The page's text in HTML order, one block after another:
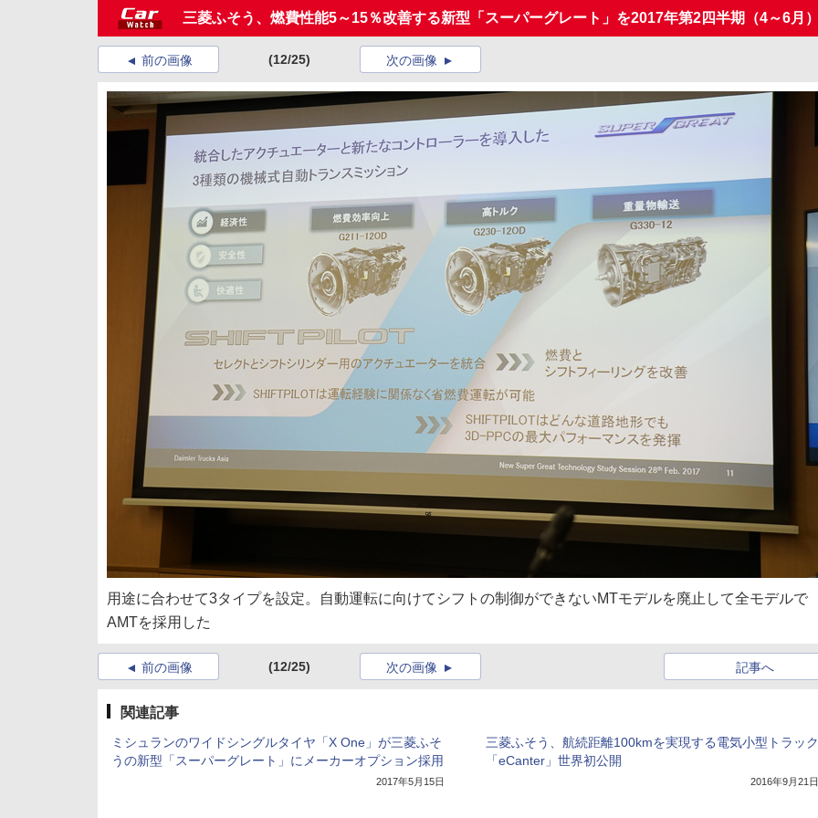
三菱ふそう、燃費性能5～15％改善する新型「スーパーグレート」を2017年第2四半期（4～6月
前の画像 (12/25) 次の画像
用途に合わせて3タイプを設定。自動運転に向けてシフトの制御ができないMTモデルを廃止して全モデルで
AMTを採用した
前の画像 (12/25) 次の画像 記事へ
関連記事
ミシュランのワイドシングルタイヤ「X One」が三菱ふそ
うの新型「スーパーグレート」にメーカーオプション採用
2017年5月15日
三菱ふそう、航続距離100kmを実現する電気小型トラック
「eCanter」世界初公開
2016年9月21日